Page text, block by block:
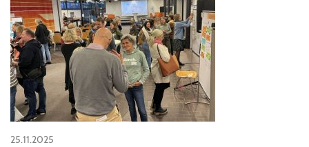
25.11.2025